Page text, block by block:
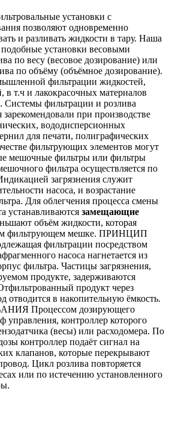
установки с
позволяют одновременно
и разливать жидкости в тару. Наша
установки весовыми
по весу (весовое дозирование) или
по объёму (объёмное дозирование).
фильтрации жидкостей,
в т.ч и лакокрасочных материалов
Системы фильтрации и розлива
при производстве
вододисперсионных
для печати, полиграфических
фильтрующих элементов могут
мешочные фильтры или фильтры
фильтра осуществляется по
загрязнения служит
насоса, и возрастание
Для облегчения процесса смены
устанавливаются замещающие
объём жидкости, которая
фильтрующем мешке. ПРИНЦИП
фильтрации посредством
насоса нагнетается из
фильтра. Частицы загрязнения,
продукте, задерживаются
продукт через
отводится в накопительную ёмкость.
Процессом дозирующего
управления, контроллер которого
(весы) или расходомера. По
контроллер подаёт сигнал на
клапанов, которые перекрывают
Цикл розлива повторяется
или по истечению установленного